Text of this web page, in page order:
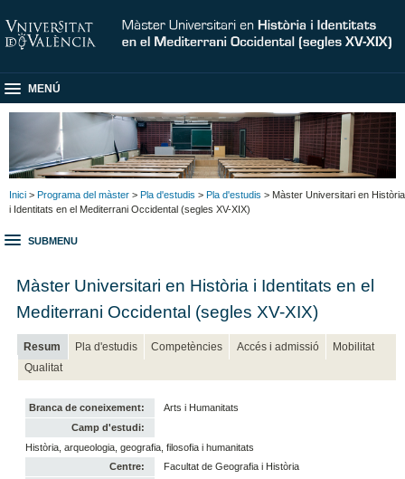
MENÚ
Inici > Programa del màster > Pla d'estudis > Pla d'estudis > Màster Universitari en Història
i Identitats en el Mediterrani Occidental (segles XV-XIX)
SUBMENU
Màster Universitari en Història i Identitats en el
Mediterrani Occidental (segles XV-XIX)
Resum Pla d'estudis Competències Accés i admissió
Mobilitat
Qualitat
Branca de coneixement:
Arts i Humanitats
Camp d'estudi:
Història, arqueologia, geografia, filosofia i humanitats
Centre:
Facultat de Geografia i Història